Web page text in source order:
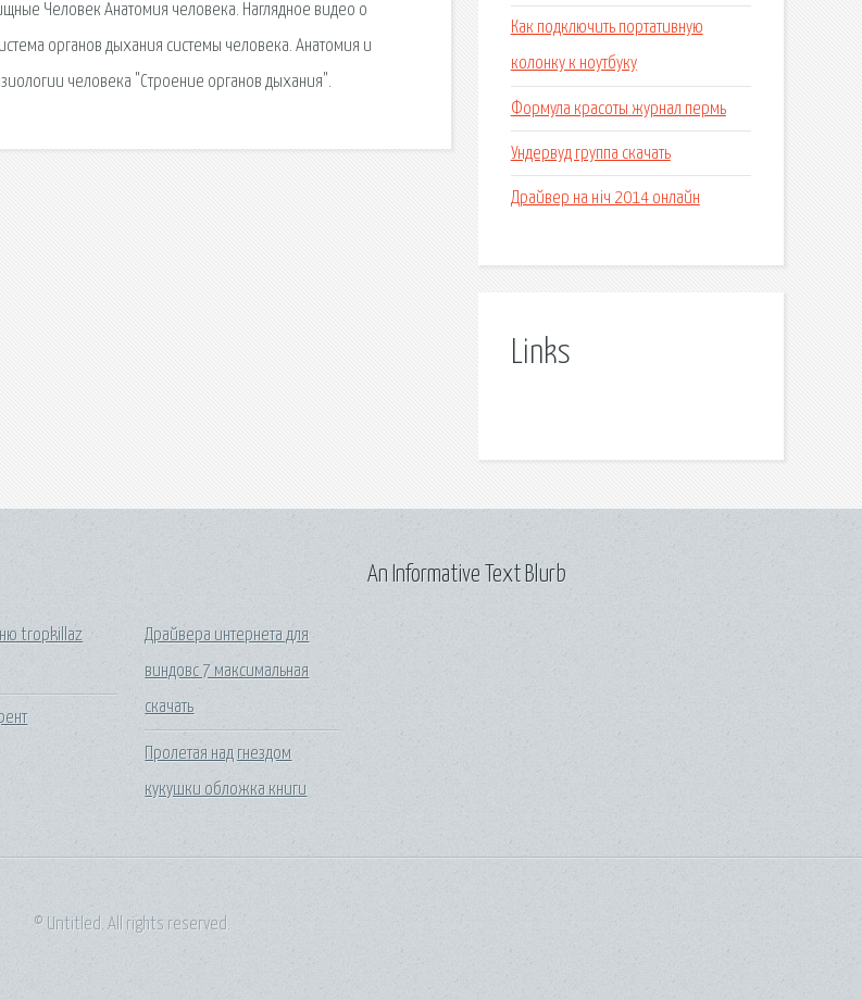
Человек Анатомия человека. Наглядное видео о
органов дыхания системы человека. Анатомия и
человека "Строение органов дыхания".
Как подключить портативную
колонку к ноутбуку
Формула красоты журнал пермь
Ундервуд группа скачать
Драйвер на ніч 2014 онлайн
Links
tropkillaz
Драйвера интернета для
виндовс 7 максимальная
скачать
Пролетая над гнездом
кукушки обложка книги
An Informative Text Blurb
© Untitled. All rights reserved.